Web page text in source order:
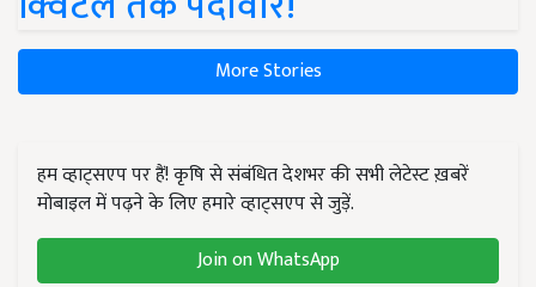
More Stories
हम व्हाट्सएप पर हैं! कृषि से संबंधित देशभर की सभी लेटेस्ट ख़बरें
मोबाइल में पढ़ने के लिए हमारे व्हाट्सएप से जुड़ें.
Join on WhatsApp